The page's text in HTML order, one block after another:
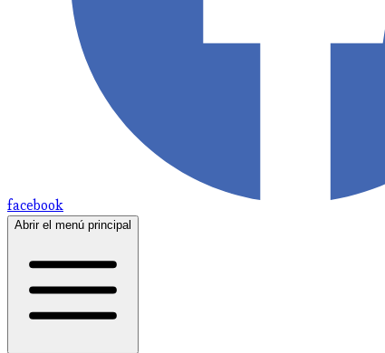
facebook
Abrir el menú principal